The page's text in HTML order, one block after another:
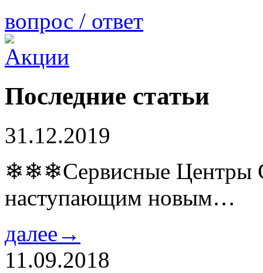
вопрос / ответ
Последние статьи
31.12.2019
❄❄❄Сервисные Центры
наступающим новым…
далее→
11.09.2018